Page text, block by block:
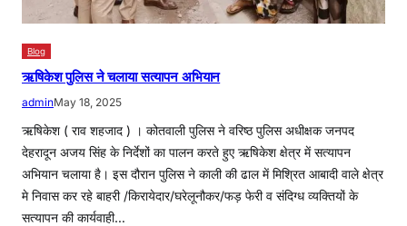
Blog
ऋषिकेश पुलिस ने चलाया सत्यापन अभियान
adminMay 18, 2025
ऋषिकेश ( राव शहजाद ) । कोतवाली पुलिस ने वरिष्ठ पुलिस अधीक्षक जनपद
देहरादून अजय सिंह के निर्देशों का पालन करते हुए ऋषिकेश क्षेत्र में सत्यापन
अभियान चलाया है। इस दौरान पुलिस ने काली की ढाल में मिश्रित आबादी वाले क्षेत्र
मे निवास कर रहे बाहरी /किरायेदार/घरेलूनौकर/फड़ फेरी व संदिग्ध व्यक्तियों के
सत्यापन की कार्यवाही…